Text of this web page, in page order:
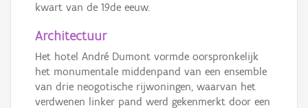
kwart van de 19de eeuw.
Architectuur
Het hotel André Dumont vormde oorspronkelijk
het monumentale middenpand van een ensemble
van drie neogotische rijwoningen, waarvan het
verdwenen linker pand werd gekenmerkt door een